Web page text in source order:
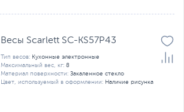
Весы Scarlett SC-KS57P43
Тип весов: Кухонные электронные
Максимальный вес, кг: 8
Материал поверхности: Закаленное стекло
Цвет, используемый в оформлении: Наличие рисунка